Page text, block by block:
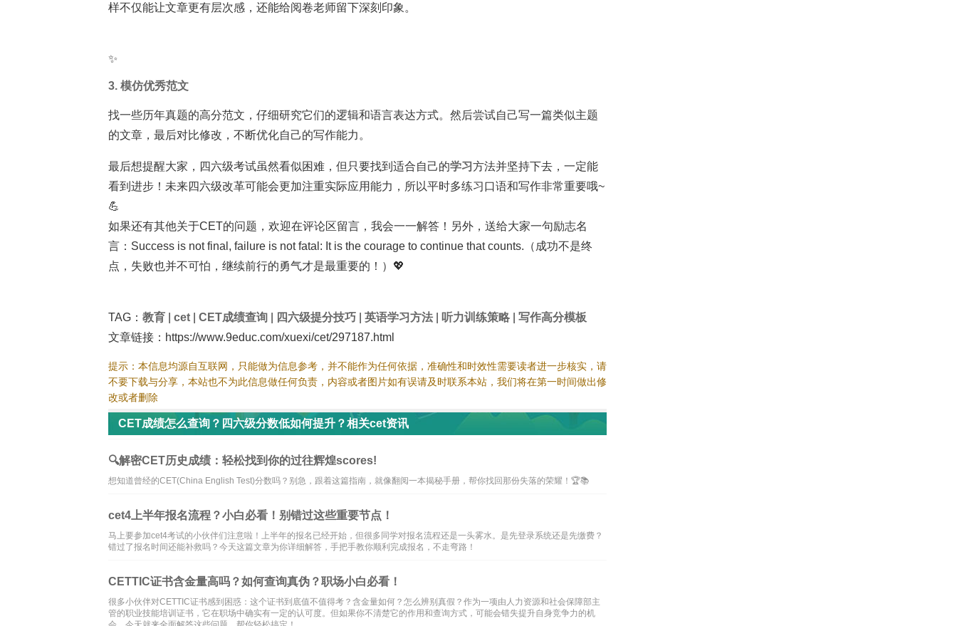
样不仅能让文章更有层次感，还能给阅卷老师留下深刻印象。
✨
3. 模仿优秀范文
找一些历年真题的高分范文，仔细研究它们的逻辑和语言表达方式。然后尝试自己写一篇类似主题
的文章，最后对比修改，不断优化自己的写作能力。
最后想提醒大家，四六级考试虽然看似困难，但只要找到适合自己的学习方法并坚持下去，一定能
看到进步！未来四六级改革可能会更加注重实际应用能力，所以平时多练习口语和写作非常重要哦~
💪
如果还有其他关于CET的问题，欢迎在评论区留言，我会一一解答！另外，送给大家一句励志名
言：Success is not final, failure is not fatal: It is the courage to continue that counts.（成功不是终
点，失败也并不可怕，继续前行的勇气才是最重要的！）💖
TAG： 教育 cet CET成绩查询 四六级提分技巧 英语学习方法 听力训练策略
写作高分模板
文章链接：https://www.9educ.com/xuexi/cet/297187.html
提示：本信息均源自互联网，只能做为信息参考，并不能作为任何依据，准确性和时效性需要读者进一步核实，请
不要下载与分享，本站也不为此信息做任何负责，内容或者图片如有误请及时联系本站，我们将在第一时间做出修
改或者删除
CET成绩怎么查询？四六级分数低如何提升？相关cet资讯
🔍解密CET历史成绩：轻松找到你的过往辉煌scores!
想知道曾经的CET(China English Test)分数吗？别急，跟着这篇指南，就像翻阅一本揭秘手册，帮你找回那份失落的荣耀！🏆📚
cet4上半年报名流程？小白必看！别错过这些重要节点！
马上要参加cet4考试的小伙伴们注意啦！上半年的报名已经开始，但很多同学对报名流程还是一头雾水。是先登录系统还是先缴费？
错过了报名时间还能补救吗？今天这篇文章为你详细解答，手把手教你顺利完成报名，不走弯路！
CETTIC证书含金量高吗？如何查询真伪？职场小白必看！
很多小伙伴对CETTIC证书感到困惑：这个证书到底值不值得考？含金量如何？怎么辨别真假？作为一项由人力资源和社会保障部主
管的职业技能培训证书，它在职场中确实有一定的认可度。但如果你不清楚它的作用和查询方式，可能会错失提升自身竞争力的机